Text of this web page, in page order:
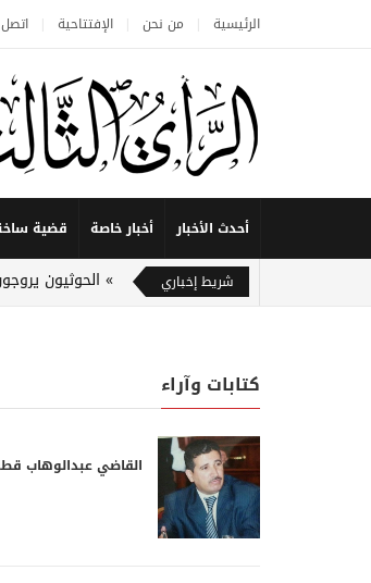
الرئيسية من نحن الإفتتاحية اتصل
أحدث الأخبار أخبار خاصة قضية
شريط إخباري الحوثيون
كتابات وآراء
القاضي عبدالوهاب